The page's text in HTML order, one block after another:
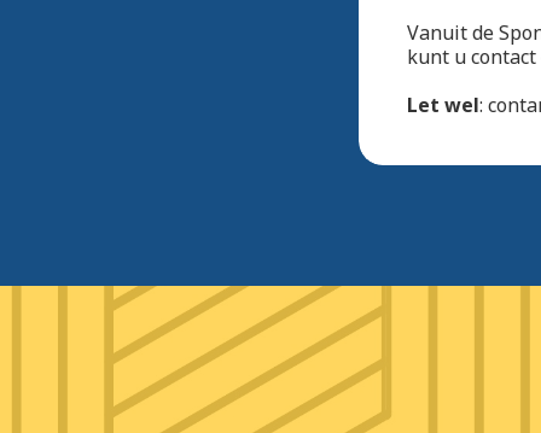
Vanuit de
kunt u
Let wel: